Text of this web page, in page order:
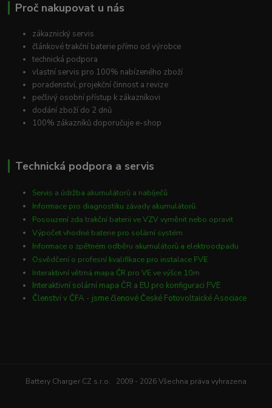
Proč nakupovat u nás
zákaznický servis
článkové trakční baterie přímo od výrobce
technická podpora
vlastní servis pro 100% nabízeného zboží
poradenství, projekční činnost a revize
pečlivý osobní přístup k zákazníkovi
dodání zboží do 2 dnů
100% zákazníků doporučuje e-shop
Technická podpora a servis
Servis a údržba akumulátorů a nabíječů
Informace pro diagnostiku závady akumulátorů
Posouzení zda trakční baterii ve VZV vyměnit nebo opravit
Výpočet vhodné baterie pro solární systém
Informace o zpětném odběru akumulátorů a elektroodpadu
Osvědčení o profesní kvalifikace pro instalace FVE
Interaktivní větrná mapa ČR pro VE ve výšce 10m
Interaktivní solární mapa ČR a EU pro konfiguraci FVE
Členství v ČFA - jsme členové České Fotovoltaické Asociace
Battery Charger CZ s.r.o. 2009 - 2026 Všechna práva vyhrazena